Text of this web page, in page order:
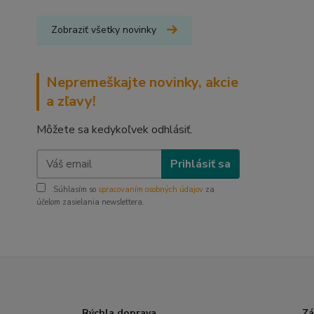
Zobraziť všetky novinky
Nepremeškajte novinky, akcie
a zľavy!
Môžete sa kedykoľvek odhlásiť.
Prihlásiť sa
Súhlasím so spracovaním osobných údajov za
účelom zasielania newslettera.